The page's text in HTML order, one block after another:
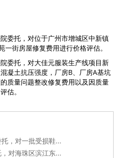
委托，对位于广州市增城区中新镇
街房屋修复费用进行价格评估。
委托，对大佳元服装生产线项目新
凝土抗压强度，厂房B、厂房A基坑
质量问题整改修复费用以及因质量
估。
，对一批受损鞋...
对海珠区滨江东...